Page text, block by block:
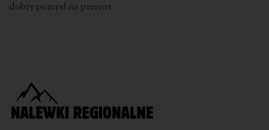
dobry pomysł na prezent